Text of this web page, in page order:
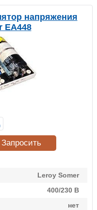
напряжения
EA448
Leroy Somer
400/230 В
нет
Запросить